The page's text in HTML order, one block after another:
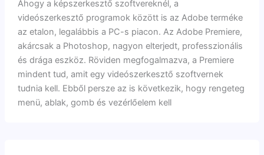
Ahogy a képszerkesztő szoftvereknél, a
videószerkesztő programok között is az Adobe terméke
az etalon, legalábbis a PC-s piacon. Az Adobe Premiere,
akárcsak a Photoshop, nagyon elterjedt, professzionális
és drága eszköz. Röviden megfogalmazva, a Premiere
mindent tud, amit egy videószerkesztő szoftvernek
tudnia kell. Ebből persze az is következik, hogy rengeteg
menü, ablak, gomb és vezérlőelem kell